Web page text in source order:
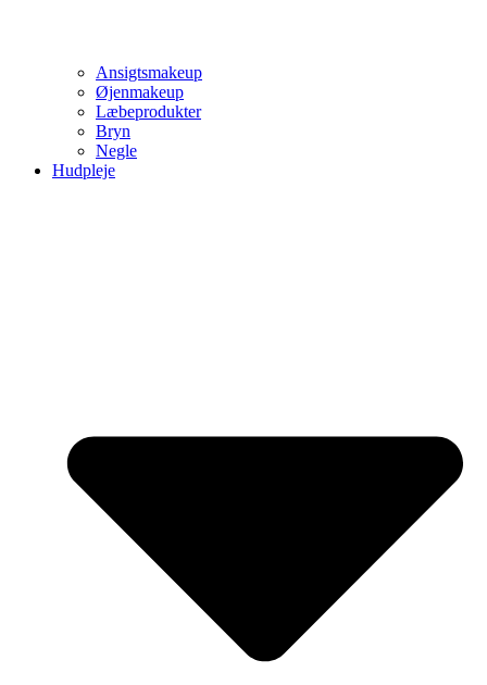
Ansigtsmakeup
Øjenmakeup
Læbeprodukter
Bryn
Negle
Hudpleje